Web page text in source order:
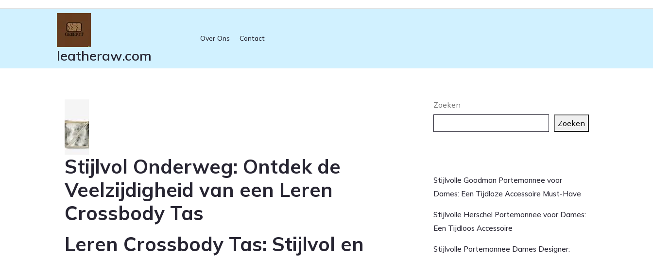
leatheraw.com
Over Ons Contact
Stijlvol Onderweg: Ontdek de
Veelzijdigheid van een Leren
Crossbody Tas
Leren Crossbody Tas: Stijlvol en
Zoeken
Zoeken
Stijlvolle Goodman Portemonnee voor
Dames: Een Tijdloze Accessoire Must-Have
Stijlvolle Herschel Portemonnee voor Dames:
Een Tijdloos Accessoire
Stijlvolle Portemonnee Dames Designer: